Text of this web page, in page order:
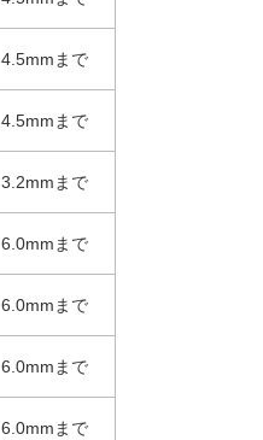
4.5mmまで
4.5mmまで
3.2mmまで
6.0mmまで
6.0mmまで
6.0mmまで
6.0mmまで